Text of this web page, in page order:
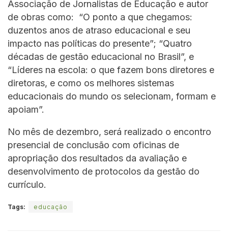
Associação de Jornalistas de Educação e autor
de obras como: “O ponto a que chegamos:
duzentos anos de atraso educacional e seu
impacto nas políticas do presente”; “Quatro
décadas de gestão educacional no Brasil”, e
“Líderes na escola: o que fazem bons diretores e
diretoras, e como os melhores sistemas
educacionais do mundo os selecionam, formam e
apoiam”.
No mês de dezembro, será realizado o encontro
presencial de conclusão com oficinas de
apropriação dos resultados da avaliação e
desenvolvimento de protocolos da gestão do
currículo.
Tags: educação